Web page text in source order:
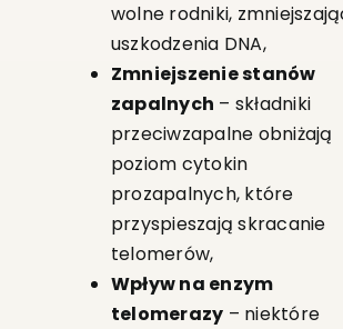
wolne rodniki,
uszkodzenia DNA,
Zmniejszenie stanów
zapalnych – składniki
przeciwzapalne obniżają
poziom cytokin
prozapalnych, które
przyspieszają skracanie
telomerów,
Wpływ na enzym
telomerazy – niektóre